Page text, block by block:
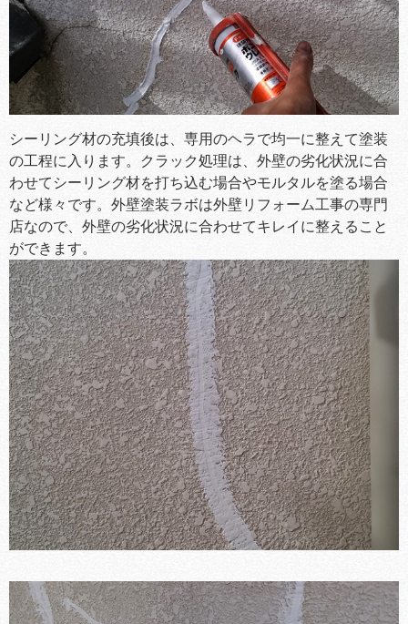
シーリング材の充填後は、専用のヘラで均一に整えて塗装
の工程に入ります。クラック処理は、外壁の劣化状況に合
わせてシーリング材を打ち込む場合やモルタルを塗る場合
など様々です。外壁塗装ラボは外壁リフォーム工事の専門
店なので、外壁の劣化状況に合わせてキレイに整えること
ができます。